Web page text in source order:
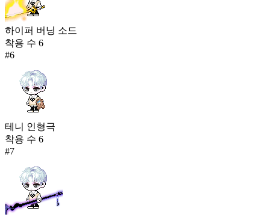
하이퍼 버닝 소드
착용 수 6
#6
테니 인형극
착용 수 6
#7